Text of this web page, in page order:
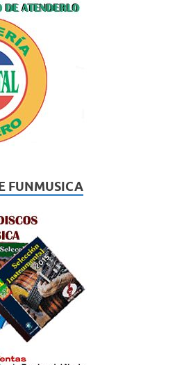
FUNMUSICA